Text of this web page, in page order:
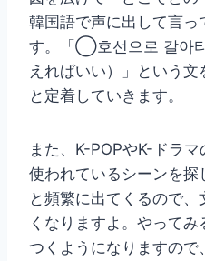
韓国語で声に出して言
す。「◯호선으로 갈아
えればいい）」という
と定着していきます。
また、K-POPやK-ドラ
使われているシーンを
と頻繁に出てくるので
くなりますよ。やって
つくようになりますので